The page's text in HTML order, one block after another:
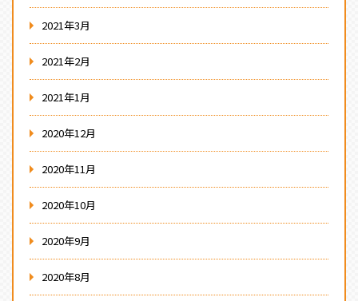
2021年3月
2021年2月
2021年1月
2020年12月
2020年11月
2020年10月
2020年9月
2020年8月